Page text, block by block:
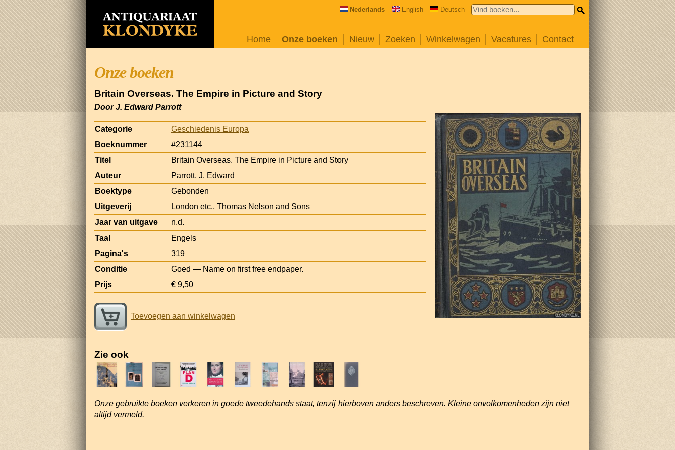
Nederlands English Deutsch
Home Onze boeken Nieuw Zoeken Winkelwagen Vacatures Contact
Onze boeken
Britain Overseas. The Empire in Picture and Story
Door J. Edward Parrott
Categorie
Geschiedenis Europa
Boeknummer
#231144
Titel
Britain Overseas. The Empire in Picture and Story
Auteur
Parrott, J. Edward
Boektype
Gebonden
Uitgeverij
London etc., Thomas Nelson and Sons
Jaar van uitgave
n.d.
Taal
Engels
Pagina's
319
Conditie
Goed — Name on first free endpaper.
Prijs
€ 9,50
Toevoegen aan winkelwagen
Zie ook
Onze gebruikte boeken verkeren in goede tweedehands staat, tenzij hierboven anders beschreven. Kleine onvolkomenheden zijn niet
altijd vermeld.